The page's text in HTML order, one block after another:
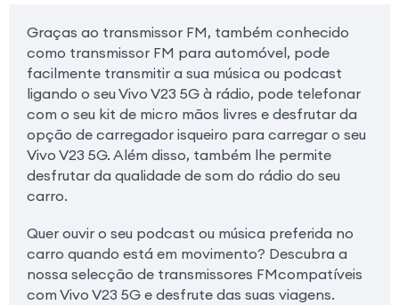
Graças ao transmissor FM, também conhecido
como transmissor FM para automóvel, pode
facilmente transmitir a sua música ou podcast
ligando o seu Vivo V23 5G à rádio, pode telefonar
com o seu kit de micro mãos livres e desfrutar da
opção de carregador isqueiro para carregar o seu
Vivo V23 5G. Além disso, também lhe permite
desfrutar da qualidade de som do rádio do seu
carro.
Quer ouvir o seu podcast ou música preferida no
carro quando está em movimento? Descubra a
nossa selecção de transmissores FMcompatíveis
com Vivo V23 5G e desfrute das suas viagens.